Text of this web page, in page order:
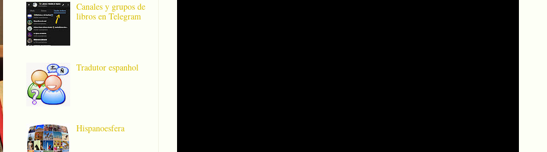
Canales y grupos de
libros en Telegram
Tradutor espanhol
Hispanoesfera